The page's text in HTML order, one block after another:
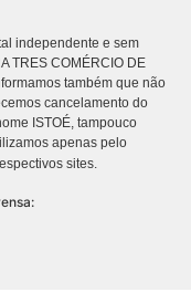
independente e sem
TRES COMÉRCIO DE
também que não
cancelamento do
ISTOÉ, tampouco
apenas pelo
sites.